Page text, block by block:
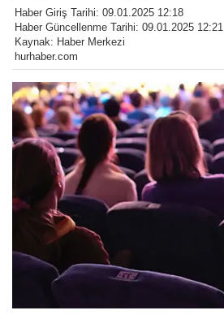
Haber Giriş Tarihi: 09.01.2025 12:18
Haber Güncellenme Tarihi: 09.01.2025 12:21
Kaynak: Haber Merkezi
hurhaber.com